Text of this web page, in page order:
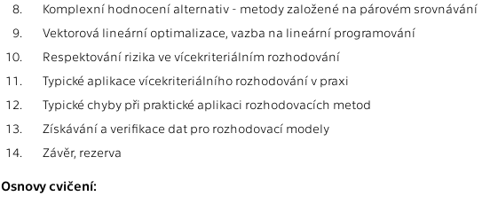
8.
Komplexní hodnocení alternativ - metody založené na párovém srovnávání
9.
Vektorová lineární optimalizace, vazba na lineární programování
10.
Respektování rizika ve vícekriteriálním rozhodování
11.
Typické aplikace vícekriteriálního rozhodování v praxi
12.
Typické chyby při praktické aplikaci rozhodovacích metod
13.
Získávání a verifikace dat pro rozhodovací modely
14.
Závěr, rezerva
Osnovy cvičení: